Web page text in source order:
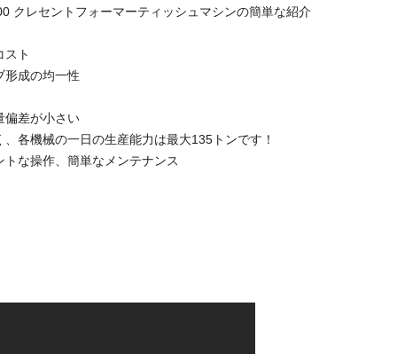
クレセントフォーマーティッシュマシンの簡単な紹介
スト
形成の均一性
偏差が小さい
各機械の一日の生産能力は最大135トンです！
トな操作、簡単なメンテナンス